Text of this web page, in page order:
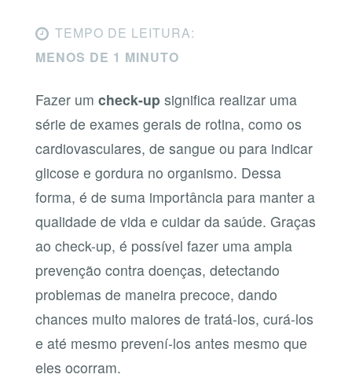
TEMPO DE LEITURA:
MENOS DE 1 MINUTO
Fazer um check-up significa realizar uma
série de exames gerais de rotina, como os
cardiovasculares, de sangue ou para indicar
glicose e gordura no organismo. Dessa
forma, é de suma importância para manter a
qualidade de vida e cuidar da saúde. Graças
ao check-up, é possível fazer uma ampla
prevenção contra doenças, detectando
problemas de maneira precoce, dando
chances muito maiores de tratá-los, curá-los
e até mesmo prevení-los antes mesmo que
eles ocorram.